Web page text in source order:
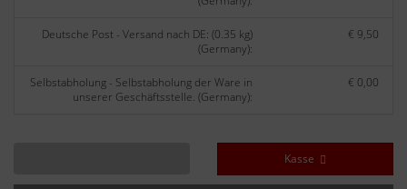
Deutsche Post - Versand nach DE: (0.35 kg)
(Germany):
€ 9,50
Selbstabholung - Selbstabholung der Ware in
unserer Geschäftsstelle. (Germany):
€ 0,00
Kasse